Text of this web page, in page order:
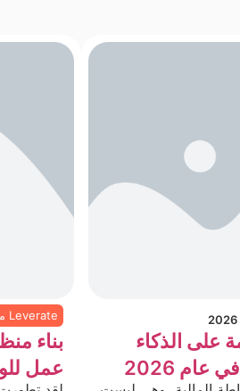
على الذكاء
2026
Leverate مدونة
بناء
عمل